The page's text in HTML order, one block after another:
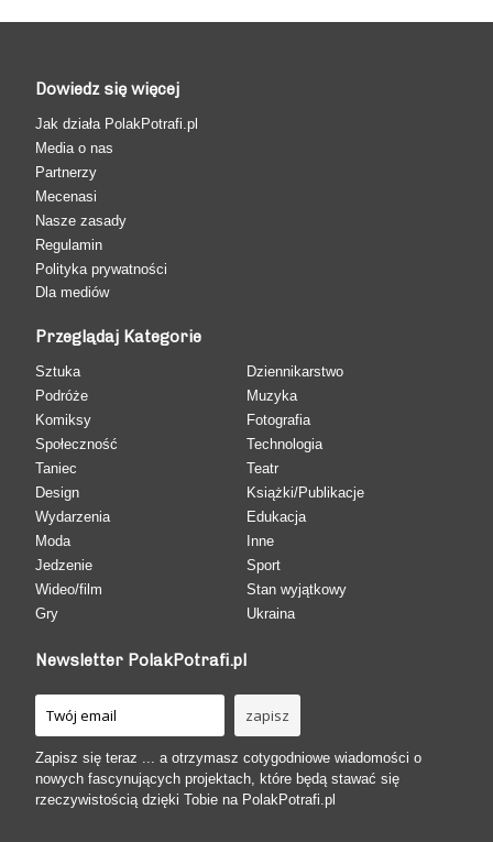
Dowiedz się więcej
Jak działa PolakPotrafi.pl
Media o nas
Partnerzy
Mecenasi
Nasze zasady
Regulamin
Polityka prywatności
Dla mediów
Przeglądaj Kategorie
Sztuka
Podróże
Komiksy
Społeczność
Taniec
Design
Wydarzenia
Moda
Jedzenie
Wideo/film
Gry
Dziennikarstwo
Muzyka
Fotografia
Technologia
Teatr
Książki/Publikacje
Edukacja
Inne
Sport
Stan wyjątkowy
Ukraina
Newsletter PolakPotrafi.pl
Zapisz się teraz ... a otrzymasz cotygodniowe wiadomości o
nowych fascynujących projektach, które będą stawać się
rzeczywistością dzięki Tobie na PolakPotrafi.pl